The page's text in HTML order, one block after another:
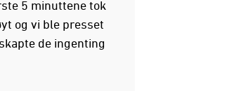
5 minuttene tok
og vi ble presset
de ingenting